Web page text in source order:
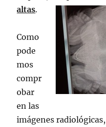
altas.
Como
pode
mos
compr
obar
en las
imágenes